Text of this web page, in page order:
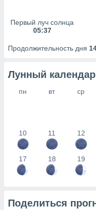
Первый луч солнца
05:37
Продолжительность дня
Лунный
пн вт ср
10 11 12
17 18 19
Поделиться